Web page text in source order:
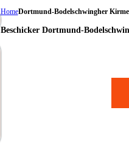
HomeDortmund-Bodelschwingher
Beschicker Dortmund-